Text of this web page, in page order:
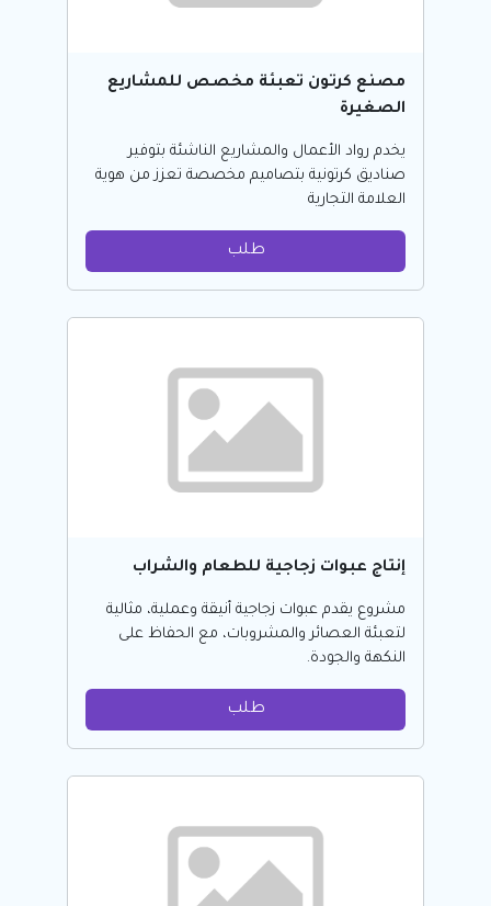
مصنع كرتون تعبئة مخصص للمشاريع
الصغيرة
يخدم رواد الأعمال والمشاريع الناشئة بتوفير
صناديق كرتونية بتصاميم مخصصة تعزز من هوية
العلامة التجارية
طلب
إنتاج عبوات زجاجية للطعام والشراب
مشروع يقدم عبوات زجاجية أنيقة وعملية، مثالية
لتعبئة العصائر والمشروبات، مع الحفاظ على
النكهة والجودة.
طلب